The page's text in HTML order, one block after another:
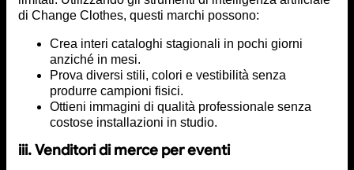
di Change Clothes, questi marchi possono:
Crea interi cataloghi stagionali in pochi giorni
anziché in mesi.
Prova diversi stili, colori e vestibilità senza
produrre campioni fisici.
Ottieni immagini di qualità professionale senza
costose installazioni in studio.
iii. Venditori di merce per eventi